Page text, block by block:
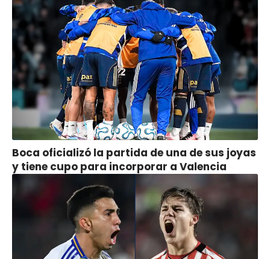
Boca oficializó la partida de una de sus joyas
y tiene cupo para incorporar a Valencia